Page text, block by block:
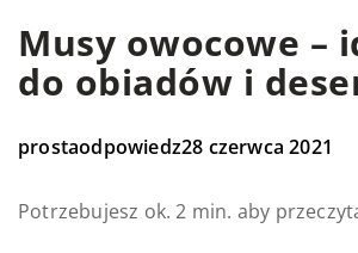
Musy owocowe –
do obiadów i
prostaodpowiedz28 czerwca 2021
Potrzebujesz ok. 2 min. aby